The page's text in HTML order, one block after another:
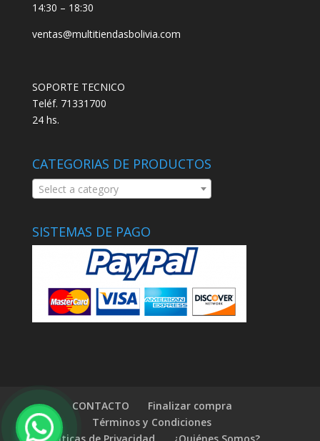
14:30 – 18:30
ventas@multitiendasbolivia.com
SOPORTE TECNICO
Teléf. 71331700
24 hs.
CATEGORIAS DE PRODUCTOS
Select a category
SISTEMAS DE PAGO
CONTACTO
Finalizar compra
Términos y Condiciones